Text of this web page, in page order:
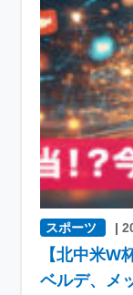
スポーツ |
【北中米W
ベルデ、メ